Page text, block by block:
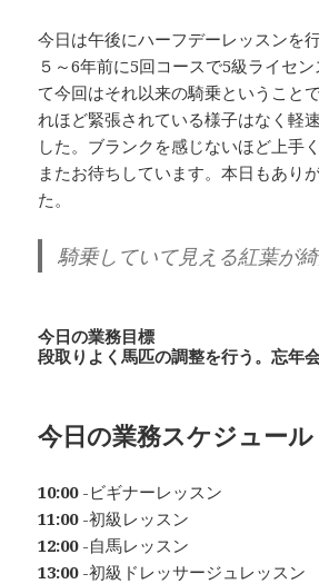
今日は午後にハーフデーレッスンを
５～6年前に5回コースで5級ライセ
て今回はそれ以来の騎乗ということ
れほど緊張されている様子はなく軽
した。ブランクを感じないほど上手
またお待ちしています。本日もあり
た。
騎乗していて見える紅葉が
今日の業務目標
段取りよく馬匹の調整を行う。忘年
今日の業務スケジュール
10:00-ビギナーレッスン
11:00-初級レッスン
12:00-自馬レッスン
13:00-初級ドレッサージュレッスン